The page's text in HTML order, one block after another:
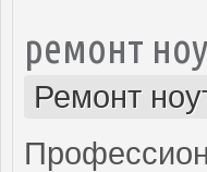
ремонт
Ремонт